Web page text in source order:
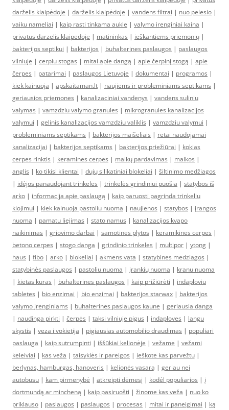
darželis klaipėdoje | darželis klaipėdoje | vandens filtrai | nuo pelesio |
vaiku nameliai | kaip rasti tinkama aukle | valymo irenginiai kaina |
privatus darzelis klaipedoje | matininkas | ieškantiems priemonių |
bakterijos septikui | bakterijos | buhalterines paslaugos | paslaugos
vilniuje | cerpiu stogas | mitai apie dangą | apie čerpinį stogą | apie
čerpes | patarimai | paslaugos Lietuvoje | dokumentai | programos |
kiek kainuoja | apskaitaman.lt | naujiems ir probleminiams septikams |
geriausios priemones | kanalizaciniai vandenys | vandens suliniu
valymas | vamzdziu valymo granules | mikrogranules kanalizacijos
valymui | gelinis kanalizacijos vamzdziu valiklis | vamzdziu valymui |
probleminiams septikams | bakterijos maišeliais | retai naudojamai
kanalizacijai | bakterijos septikams | bakterijos priežiūrai | kokias
cerpes rinktis | keramines cerpes | malkų pardavimas | malkos |
anglis | ko tikisi klientai | dujų silikatiniai blokeliai | šiltinimo medžiagos
| idėjos panaudojant trinkeles | trinkelės grindiniui puošia | statybos iš
arko | informacija apie paslaugą | kaip paruosti pagrinda trinkeliu
klojimui | kiek kainuoja pastoliu nuoma | naujienos | statybos | įrangos
nuoma | pamatu liejimas | stato namus | kanalizacijos kvapo
naikinimas | griovimo darbai | samotines plytos | keramikines cerpes |
betono cerpes | stogo danga | grindinio trinkeles | multipor | ytong |
haus | fibo | arko | blokeliai | akmens vata | statybines medziagos |
statybinės paslaugos | pastoliu nuoma | įrankių nuoma | kranu nuoma
| kietas kuras | buhalterines paslaugos | kaip prižiūrėti | indaploviu
tabletes | bio enzimai | bio enzimai | bakterijos starwax | bakterijos
valymo įrenginiams | buhalterines paslaugos kaune | geriausia danga
| naudinga pirkti | čerpės | taksi vilniuje pigus | indaploves | langu
skystis | veza i vokietija | pigiausias automobilio draudimas | populiari
paslauga | kaip sutrumpinti | iššūkiai kelionėje | vežame | vežami
keleiviai | kas veža | taisyklės ir pareigos | ieškote kas parvežtų |
berlynas, hamburgas, hanoveris | kelionės vasarą | geriau nei
autobusu | kam pirmenybė | atkreipti dėmesį | kodėl populiarios | į
dortmundą ar mincheną | kaip pasiruošti | žinome kas veža | nuo ko
priklauso | paslaugos | paslaugos | procesas | mitai ir paneigimai | ką